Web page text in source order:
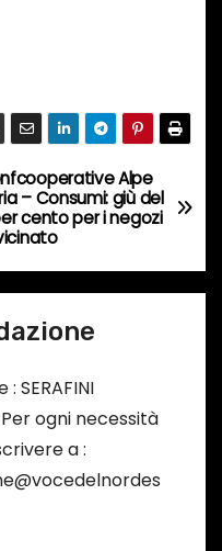
Alpe
– Consumi: giù del
cento per i negozi
SERAFINI
ogni necessità
a :